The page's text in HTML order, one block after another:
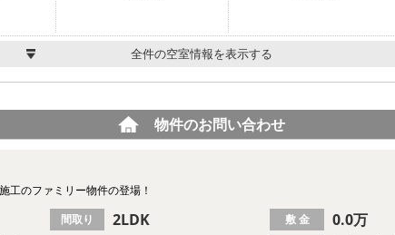
全件の空室情報を表示する
物件のお問い合わせ
工のファミリー物件の登場！
間取り 2LDK 敷 金 0.0万